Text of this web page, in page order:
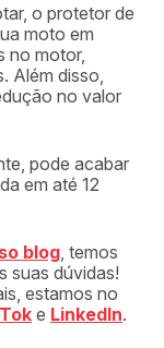
o protetor de
moto em
no motor,
Além disso,
no valor
pode acabar
em até 12
blog , temos
suas dúvidas!
estamos no
e LinkedIn.